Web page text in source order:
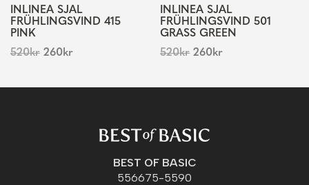
INLINEA SJAL
FRÜHLINGSVIND 415
PINK
520kr 260kr
INLINEA SJAL
FRÜHLINGSVIND 501
GRASS GREEN
520kr 260kr
BEST OF BASIC
556675-5590